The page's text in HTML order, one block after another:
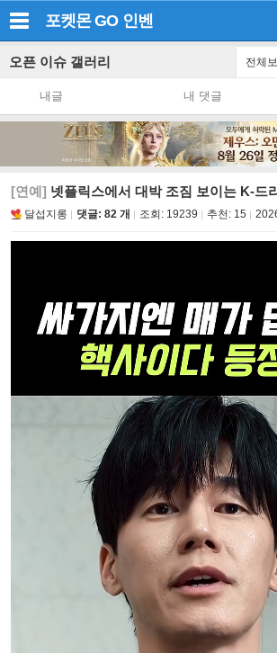
포켓몬 GO 인벤
오픈 이슈 갤러리 전체
내글 내 댓글
[연예] 넷플릭스에서 대박 조짐 보이는 K-드
달섭지롱 댓글: 82 개 조회: 19239 추천: 15